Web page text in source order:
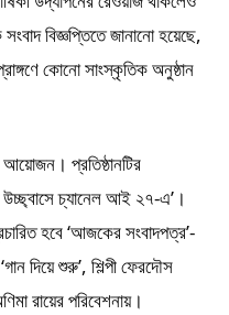
বিজ্ঞপ্তিতে জানানো হয়েছে,
কোনো সাংস্কৃতিক অনুষ্ঠান
আয়োজন। প্রতিষ্ঠানটির
উচ্ছ্বাসে চ্যানেল আই ২৭-এ’।
হবে ‘আজকের সংবাদপত্র’-
দিয়ে শুরু’, শিল্পী ফেরদৌস
রায়ের পরিবেশনায়।